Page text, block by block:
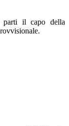
parti il capo della